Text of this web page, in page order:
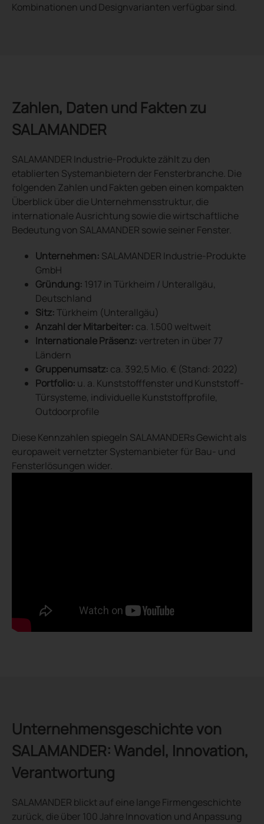
Kombinationen und Designvarianten verfügbar sind.
Zahlen, Daten und Fakten zu
SALAMANDER
SALAMANDER Industrie-Produkte zählt zu den
etablierten Systemanbietern der Fensterbranche. Die
folgenden Zahlen und Fakten geben einen kompakten
Überblick über die Unternehmensstruktur, die
internationale Ausrichtung sowie die wirtschaftliche
Bedeutung von SALAMANDER sowie seiner Fenster.
Unternehmen: SALAMANDER Industrie-Produkte
GmbH
Gründung: 1917 in Türkheim / Unterallgäu,
Deutschland
Sitz: Türkheim (Unterallgäu)
Anzahl der Mitarbeiter: ca. 1.500 weltweit
Internationale Präsenz: vertreten in über 77
Ländern
Gruppenumsatz: ca. 392,5 Mio. € (Stand: 2022)
Portfolio: u. a. Kunststofffenster und Kunststoff-
Türsysteme, individuelle Kunststoffprofile,
Outdoorprofile
Diese Kennzahlen spiegeln SALAMANDERs Gewicht als
europaweit vernetzter Systemanbieter für Bau- und
Fensterlösungen wider.
Unternehmensgeschichte von
SALAMANDER: Wandel, Innovation,
Verantwortung
SALAMANDER blickt auf eine lange Firmengeschichte
zurück, die über 100 Jahre Innovation und Anpassung